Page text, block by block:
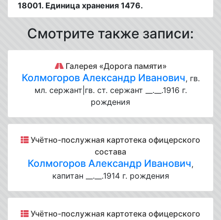
18001. Единица хранения 1476.
Смотрите также записи:
Галерея «Дорога памяти»
Колмогоров Александр Иванович, гв.
мл. сержант|гв. ст. сержант __.__.1916 г.
рождения
Учётно-послужная картотека офицерского
состава
Колмогоров Александр Иванович,
капитан __.__.1914 г. рождения
Учётно-послужная картотека офицерского